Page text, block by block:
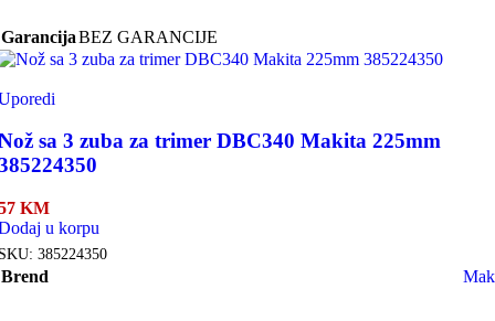
GarancijaBEZ GARANCIJE
sa 3 zuba za trimer DBC340 Makita 225mm
KM
u korpu
385224350
Brend